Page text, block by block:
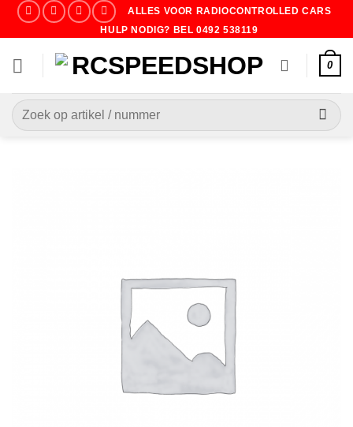
ALLES VOOR RADIOCONTROLLED CARS
HULP NODIG? BEL 0492 538119
0
Zoeken
naar: